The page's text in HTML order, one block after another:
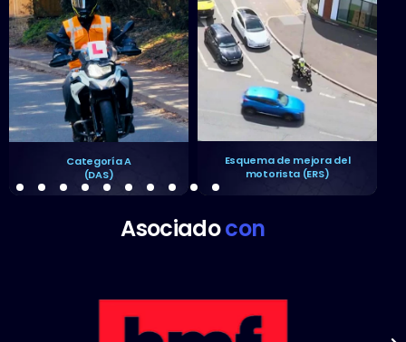
Categoría A
(DAS)
Esquema de mejora del
motorista (ERS)
Asociadocon